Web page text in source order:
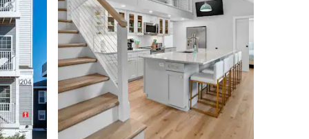
: 4,93 sur 5